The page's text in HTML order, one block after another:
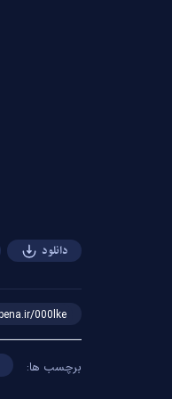
دانلود
برچسب ها: